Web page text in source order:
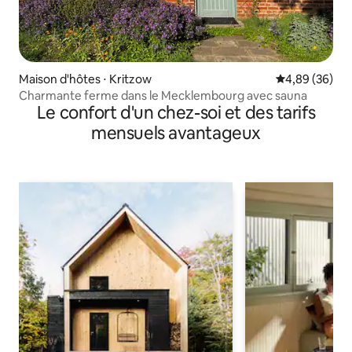
Maison d'hôtes ⋅ Kritzow Évaluation
4,89 (36)
Charmante ferme dans le Mecklembourg avec sauna
Le confort d'un chez-soi et des tarifs
mensuels avantageux